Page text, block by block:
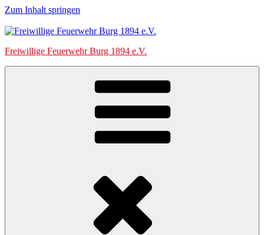
Zum Inhalt springen
Freiwillige Feuerwehr Burg 1894 e.V.